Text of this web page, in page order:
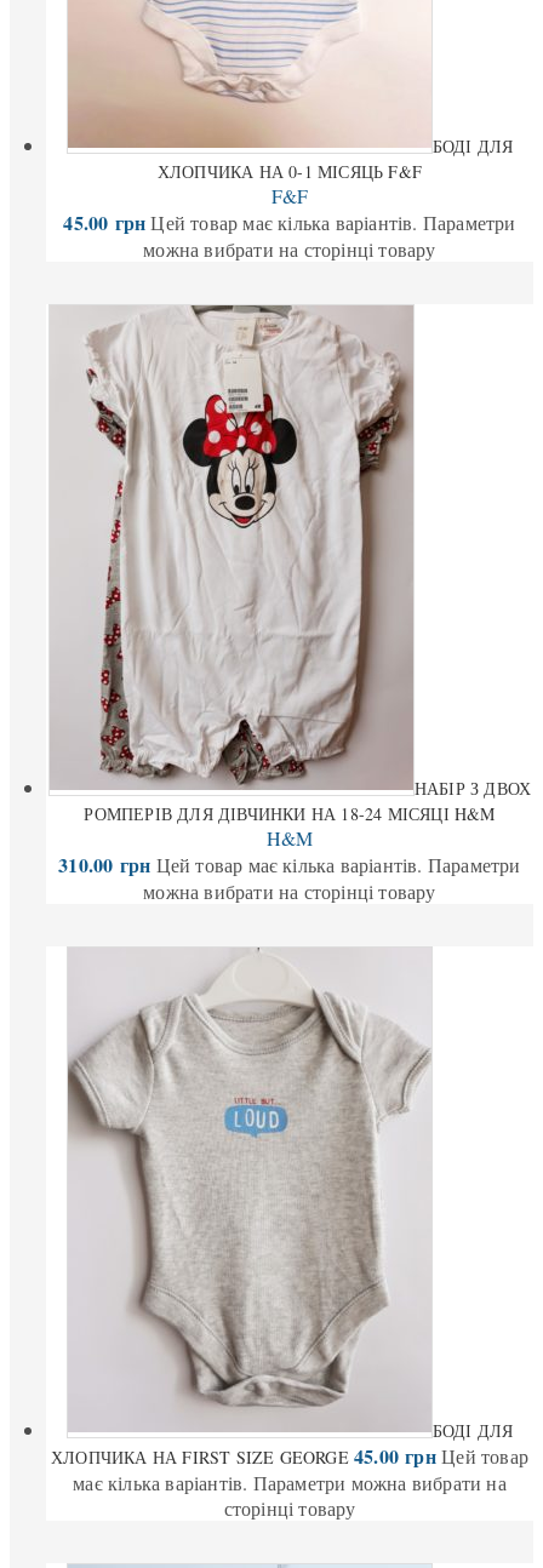
БОДІ ДЛЯ
ХЛОПЧИКА НА 0-1 МІСЯЦЬ F&F
F&F
45.00 грн Цей товар має кілька варіантів. Параметри
можна вибрати на сторінці товару
НАБІР З ДВОХ
РОМПЕРІВ ДЛЯ ДІВЧИНКИ НА 18-24 МІСЯЦІ H&M
H&M
310.00 грн Цей товар має кілька варіантів. Параметри
можна вибрати на сторінці товару
БОДІ ДЛЯ
ХЛОПЧИКА НА FIRST SIZE GEORGE 45.00грн Цей товар
має кілька варіантів. Параметри можна вибрати на
сторінці товару